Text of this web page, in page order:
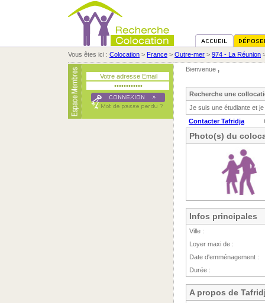
Vous êtes ici : Colocation > France > Outre-mer > 974 - La Réunion
Bienvenue ,
Recherche une
Je suis une étudiante et
Contacter Tafridja
Photo(s) du
Infos principales
Ville :
Loyer maxi de :
Date d'emménagement :
Durée :
A propos de